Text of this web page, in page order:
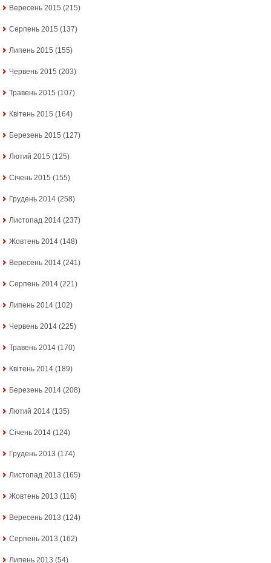
Вересень 2015 (215)
Серпень 2015 (137)
Липень 2015 (155)
Червень 2015 (203)
Травень 2015 (107)
Квітень 2015 (164)
Березень 2015 (127)
Лютий 2015 (125)
Січень 2015 (155)
Грудень 2014 (258)
Листопад 2014 (237)
Жовтень 2014 (148)
Вересень 2014 (241)
Серпень 2014 (221)
Липень 2014 (102)
Червень 2014 (225)
Травень 2014 (170)
Квітень 2014 (189)
Березень 2014 (208)
Лютий 2014 (135)
Січень 2014 (124)
Грудень 2013 (174)
Листопад 2013 (165)
Жовтень 2013 (116)
Вересень 2013 (124)
Серпень 2013 (162)
Липень 2013 (54)